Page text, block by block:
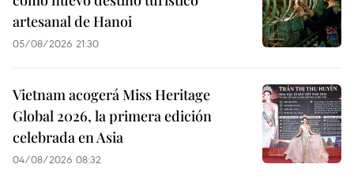
artesanal de Hanoi
05/08/2026 21:30
Vietnam acogerá Miss Heritage
Global 2026, la primera edición
celebrada en Asia
04/08/2026 08:32